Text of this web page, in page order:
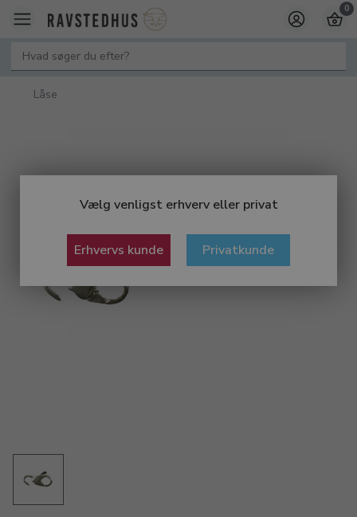
Vælg venligst erhverv eller privat
Erhvervs kunde Privatkunde
0
Låse